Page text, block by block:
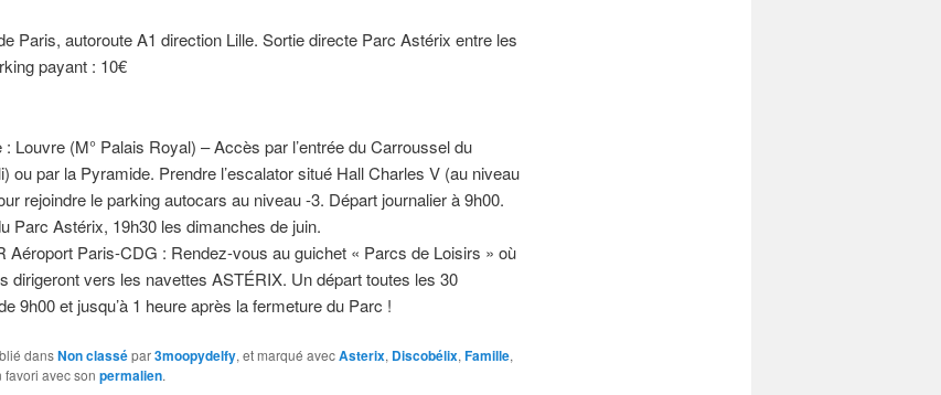
Paris, autoroute A1 direction Lille. Sortie directe Parc Astérix entre les
payant : 10€
Louvre (M° Palais Royal) – Accès par l’entrée du Carroussel du
ou par la Pyramide. Prendre l’escalator situé Hall Charles V (au niveau
rejoindre le parking autocars au niveau -3. Départ journalier à 9h00.
Parc Astérix, 19h30 les dimanches de juin.
Aéroport Paris-CDG : Rendez-vous au guichet « Parcs de Loisirs » où
dirigeront vers les navettes ASTÉRIX. Un départ toutes les 30
9h00 et jusqu’à 1 heure après la fermeture du Parc !
dansNon classépar3moopydelfy, et marqué avecAsterix, Discobélix, Famille,
favori avec son permalien.